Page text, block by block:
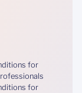
for
for